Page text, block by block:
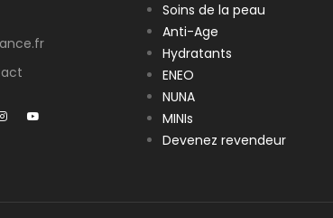
Soins de la peau
Anti-Age
Hydratants
ENEO
NUNA
MINIs
Devenez revendeur